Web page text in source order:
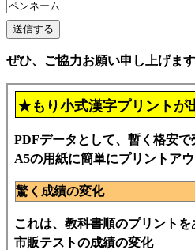
ぜひ、ご協力お願い申し上げます